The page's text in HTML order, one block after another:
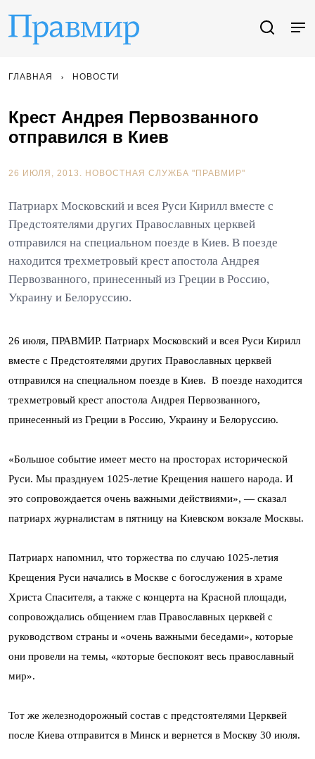
ГЛАВНАЯ НОВОСТИ
Крест Андрея Первозванного
отправился в Киев
26 ИЮЛЯ, 2013. НОВОСТНАЯ СЛУЖБА "ПРАВМИР"
Патриарх Московский и всея Руси Кирилл вместе с
Предстоятелями других Православных церквей
отправился на специальном поезде в Киев. В поезде
находится трехметровый крест апостола Андрея
Первозванного, принесенный из Греции в Россию,
Украину и Белоруссию.
26 июля, ПРАВМИР. Патриарх Московский и всея Руси Кирилл
вместе с Предстоятелями других Православных церквей
отправился на специальном поезде в Киев. В поезде находится
трехметровый крест апостола Андрея Первозванного,
принесенный из Греции в Россию, Украину и Белоруссию.
«Большое событие имеет место на просторах исторической
Руси. Мы празднуем 1025-летие Крещения нашего народа. И
это сопровождается очень важными действиями», — сказал
патриарх журналистам в пятницу на Киевском вокзале Москвы.
Патриарх напомнил, что торжества по случаю 1025-летия
Крещения Руси начались в Москве с богослужения в храме
Христа Спасителя, а также с концерта на Красной площади,
сопровождались общением глав Православных церквей с
руководством страны и «очень важными беседами», которые
они провели на темы, «которые беспокоят весь православный
мир».
Тот же железнодорожный состав с предстоятелями Церквей
после Киева отправится в Минск и вернется в Москву 30 июля.